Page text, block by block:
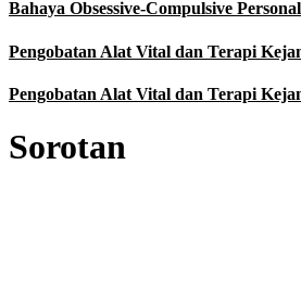
Bahaya Obsessive-Compulsive
Pengobatan Alat Vital dan Terapi
Pengobatan Alat Vital dan Terapi
Sorotan